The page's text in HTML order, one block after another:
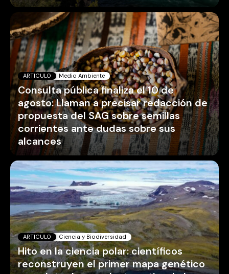
ARTICULO Medio Ambiente
Consulta pública finaliza el 10 de
agosto: Llaman a precisar redacción de
propuesta del SAG sobre semillas
corrientes ante dudas sobre sus
alcances
ARTICULO Ciencia y Biodiversidad
Hito en la ciencia polar: científicos
reconstruyen el primer mapa genético